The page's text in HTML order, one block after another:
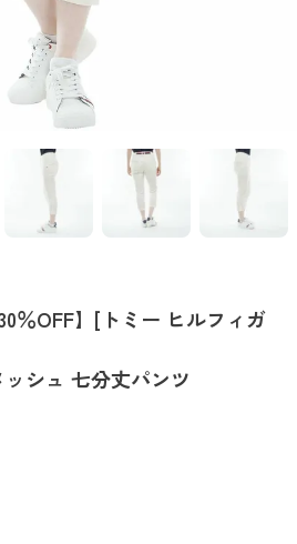
30％OFF】[トミー ヒルフィガ
シュ 七分丈パンツ